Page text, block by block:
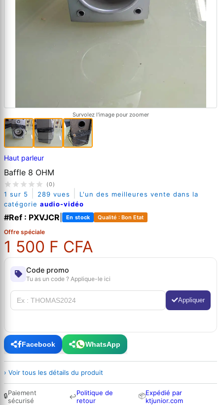
Survolez l'image pour zoomer
Haut parleur
Baffle 8 OHM
(0)
1 sur 5 289 vues
L'un des meilleures vente dans la
catégorie audio-vidéo
#Ref : PXVJCR En stock Qualité : Bon Etat
Offre spéciale
1 500 F CFA
Code promo
Tu as un code ? Applique-le ici
Appliquer
Facebook WhatsApp
› Voir tous les détails du produit
🔒Paiement
sécurisé
↩Politique de
retour
📦Expédié par
ktjunior.com